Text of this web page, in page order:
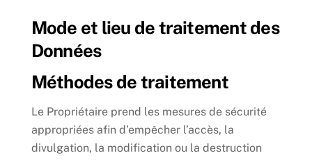
Mode et lieu de traitement des
Données
Méthodes de traitement
Le Propriétaire prend les mesures de sécurité
appropriées afin d’empêcher l’accès, la
divulgation, la modification ou la destruction